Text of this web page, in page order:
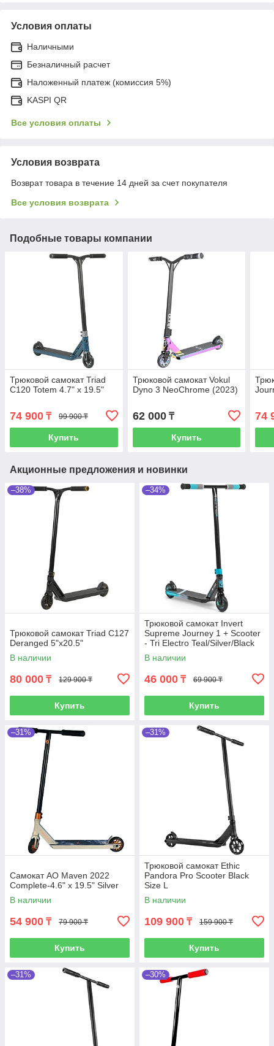
Условия оплаты
Наличными
Безналичный расчет
Наложенный платеж (комиссия 5%)
KASPI QR
Все условия оплаты
Условия возврата
Возврат товара в течение 14 дней за счет покупателя
Все условия возврата
Подобные товары компании
Трюковой самокат Triad
C120 Totem 4.7" x 19.5"
74 900 ₸ 99 900 ₸
Купить
Трюковой самокат Vokul
Dyno 3 NeoChrome (2023)
62 000₸
Купить
74
Акционные предложения и новинки
–38%
Трюковой самокат Triad C127
Deranged 5"x20.5"
В наличии
80 000 ₸ 129 900 ₸
Купить
–34%
Трюковой самокат Invert
Supreme Journey 1 + Scooter
- Tri Electro Teal/Silver/Black
В наличии
46 000 ₸ 69 900 ₸
Купить
–31%
Самокат AO Maven 2022
Complete-4.6" x 19.5" Silver
В наличии
54 900 ₸ 79 900 ₸
Купить
–31%
Трюковой самокат Ethic
Pandora Pro Scooter Black
Size L
В наличии
109 900 ₸ 159 900 ₸
Купить
–31% –30%